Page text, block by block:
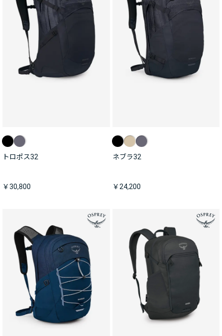
トロポス32
￥30,800
ネブラ32
￥24,200